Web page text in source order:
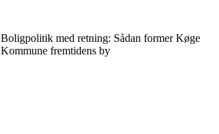
Boligpolitik med retning: Sådan former Køge
Kommune fremtidens by